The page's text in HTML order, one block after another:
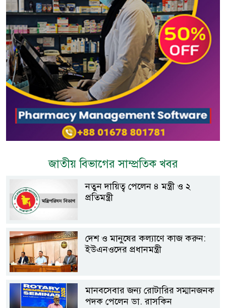
জাতীয় বিভাগের সাম্প্রতিক খবর
নতুন দায়িত্ব পেলেন ৪ মন্ত্রী ও ২
প্রতিমন্ত্রী
দেশ ও মানুষের কল্যাণে কাজ করুন:
ইউএনওদের প্রধানমন্ত্রী
মানবসেবার জন্য রোটারির সম্মানজনক
পদক পেলেন ডা. রাসকিন